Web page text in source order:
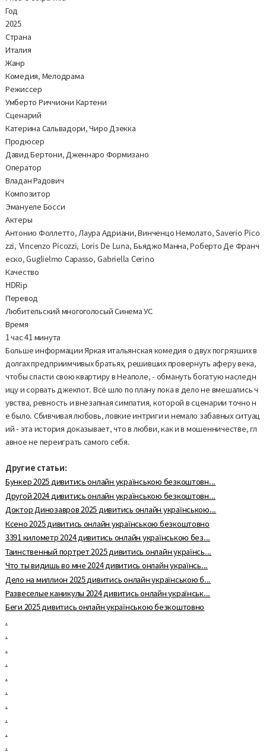
Год
2025
Страна
Италия
Жанр
Комедия, Мелодрама
Режиссер
Умберто Риччиони Картени
Сценарий
Катерина Сальвадори, Чиро Дзекка
Продюсер
Давид Бертони, Дженнаро Формизано
Оператор
Владан Радович
Композитор
Эмануеле Босси
Актеры
Антонио Фоллетто, Лаура Адриани, Винченцо Немолато, Saverio Pico
zzi, Vincenzo Picozzi, Loris De Luna, Бьяджо Манна, Роберто Де Франч
еско, Guglielmo Capasso, Gabriella Cerino
Качество
HDRip
Перевод
Любительский многоголосый Синема УС
Время
1 час 41 минута
Больше информации Яркая итальянская комедия о двух погрязших в
долгах предприимчивых братьях, решивших провернуть аферу века,
чтобы спасти свою квартиру в Неаполе, - обмануть богатую наследн
ицу и сорвать джекпот. Всё шло по плану пока в дело не вмешались ч
увства, ревность и внезапная симпатия, которой в сценарии точно н
е было. Сбивчивая любовь, ловкие интриги и немало забавных ситуац
ий - эта история доказывает, что в любви, как и в мошенничестве, гл
авное не переиграть самого себя.
Другие статьи:
Бункер 2025 дивитись онлайн українською безкоштовн...
Другой 2024 дивитись онлайн українською безкоштовн...
Доктор Динозавров 2025 дивитись онлайн українською...
Ксено 2025 дивитись онлайн українською безкоштовно
3391 километр 2024 дивитись онлайн українською без...
Таинственный портрет 2025 дивитись онлайн українсь...
Что ты видишь во мне 2024 дивитись онлайн українсь...
Дело на миллион 2025 дивитись онлайн українською б...
Развеселые каникулы 2024 дивитись онлайн українськ...
Беги 2025 дивитись онлайн українською безкоштовно
.
.
.
.
.
.
.
.
.
.